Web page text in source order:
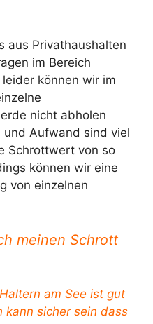
aus Privathaushalten
im Bereich
leider können wir im
nicht abholen
Aufwand sind viel
Schrottwert von so
können wir eine
von einzelnen
meinen Schrott
am See ist gut
kann sicher sein dass